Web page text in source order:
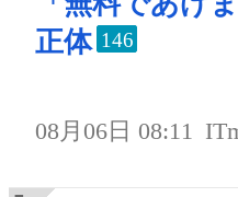
正体 146
08月06日 08:11